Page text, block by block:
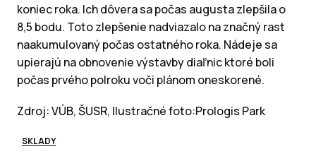
koniec roka. Ich dôvera sa počas augusta zlepšila o
8,5 bodu. Toto zlepšenie nadviazalo na značný rast
naakumulovaný počas ostatného roka. Nádeje sa
upierajú na obnovenie výstavby diaľnic ktoré boli
počas prvého polroku voči plánom oneskorené.
Zdroj: VÚB, ŠUSR, Ilustračné foto:Prologis Park
SKLADY